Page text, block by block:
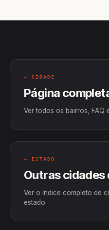
→ CIDADE
Página
Ver todos os bairros, FAQ
→ ESTADO
Outras cidades
Ver o índice completo de
estado.